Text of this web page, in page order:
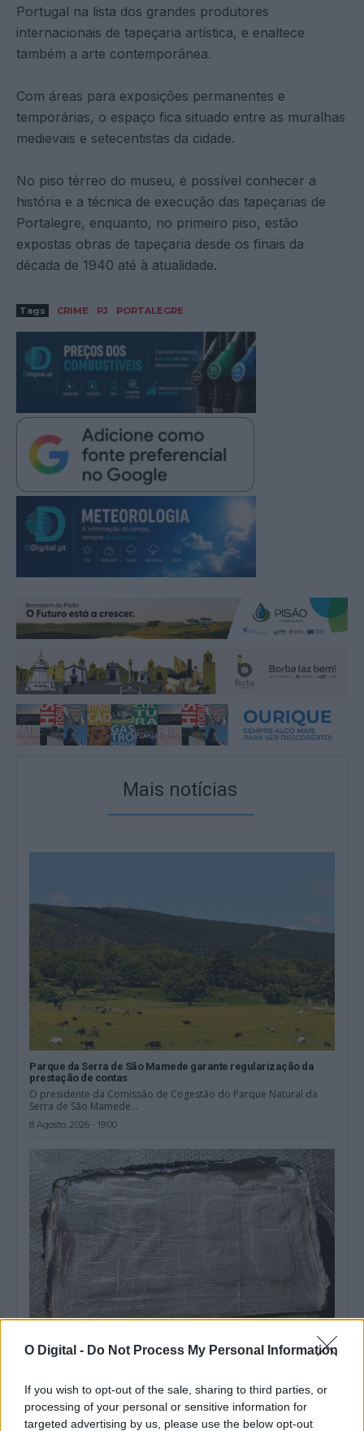
O Digital - Do Not Process My Personal Information
If you wish to opt-out of the sale, sharing to third parties, or
processing of your personal or sensitive information for
targeted advertising by us, please use the below opt-out
Portugal na lista dos grandes produtores
internacionais de tapeçaria artística, e enaltece
também a arte contemporânea.
Com áreas para exposições permanentes e
temporárias, o espaço fica situado entre as muralhas
medievais e setecentistas da cidade.
No piso térreo do museu, é possível conhecer a
história e a técnica de execução das tapeçarias de
Portalegre, enquanto, no primeiro piso, estão
expostas obras de tapeçaria desde os finais da
década de 1940 até à atualidade.
Tags CRIME PJ PORTALEGRE
Mais notícias
Parque da Serra de São Mamede garante regularização da
prestação de contas
O presidente da Comissão de Cogestão do Parque Natural da
Serra de São Mamede...
8 Agosto, 2026 - 19:00
Mais de 400 quilos de cocaína foram apreendidos depois de
serem lançados ao mar...
8 Agosto, 2026 - 15:56